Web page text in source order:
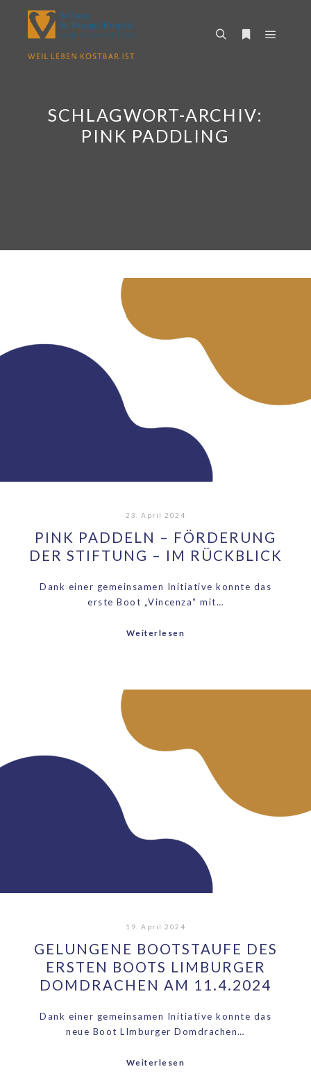
SCHLAGWORT-ARCHIV:
PINK PADDLING
23. April 2024
PINK PADDELN – FÖRDERUNG
DER STIFTUNG – IM RÜCKBLICK
Dank einer gemeinsamen Initiative konnte das
erste Boot „Vincenza“ mit…
Weiterlesen
19. April 2024
GELUNGENE BOOTSTAUFE DES
ERSTEN BOOTS LIMBURGER
DOMDRACHEN AM 11.4.2024
Dank einer gemeinsamen Initiative konnte das
neue Boot LImburger Domdrachen…
Weiterlesen